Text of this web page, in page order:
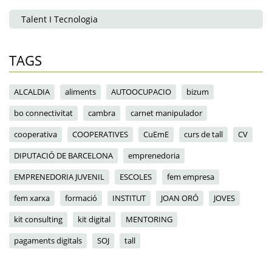
Talent I Tecnologia
TAGS
ALCALDIA aliments AUTOOCUPACIO
bizum
bo connectivitat
cambra
carnet manipulador
cooperativa
COOPERATIVES CuEmE curs de tall
CV
DIPUTACIÓ DE BARCELONA
emprenedoria
EMPRENEDORIA JUVENIL
ESCOLES
fem empresa
fem xarxa
formació INSTITUT JOAN ORÓ
JOVES
kit consulting
kit digital
MENTORING
pagaments digitals
SOJ tall